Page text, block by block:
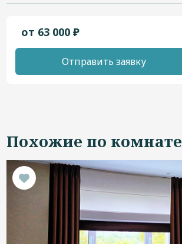
от 63 000 ₽
Отправить заявку
Похожие по комнате